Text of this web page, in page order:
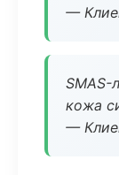
—
SMAS-
кожа
—